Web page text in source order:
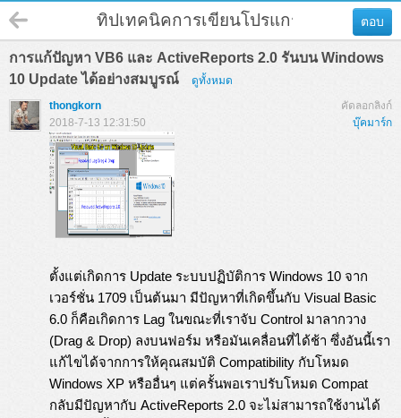
ตอบ
ทิปเทคนิคการเขียนโปรแกรม
การแก้ปัญหา VB6 และ ActiveReports 2.0 รันบน Windows
10 Update ได้อย่างสมบูรณ์
ดูทั้งหมด
คัดลอกลิงก์
thongkorn
บุ๊คมาร์ก
2018-7-13 12:31:50
ตั้งแต่เกิดการ Update ระบบปฏิบัติการ Windows 10 จาก
เวอร์ชั่น 1709 เป็นต้นมา มีปัญหาที่เกิดขึ้นกับ Visual Basic
6.0 ก็คือเกิดการ Lag ในขณะที่เราจับ Control มาลากวาง
(Drag & Drop) ลงบนฟอร์ม หรือมันเคลื่อนที่ได้ช้า ซึ่งอันนี้เรา
แก้ไขได้จากการให้คุณสมบัติ Compatibility กับโหมด
Windows XP หรืออื่นๆ แต่ครั้นพอเราปรับโหมด Compat
กลับมีปัญหากับ ActiveReports 2.0 จะไม่สามารถใช้งานได้